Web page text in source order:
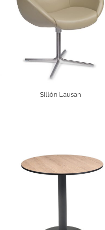
Sillón Lausan